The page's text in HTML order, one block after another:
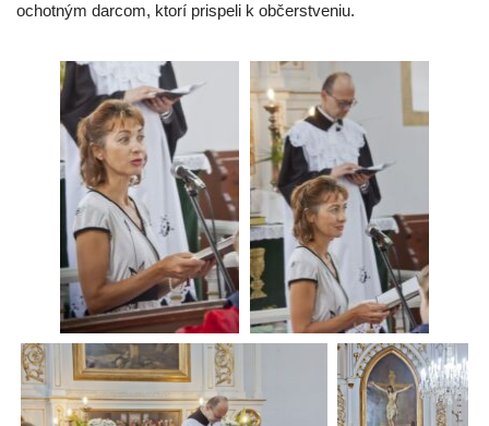
ochotným darcom, ktorí prispeli k občerstveniu.